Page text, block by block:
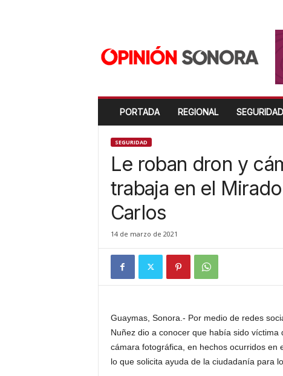
PORTADA REGIONAL SEGURIDAD
SEGURIDAD
Le roban dron y
trabaja en el
Carlos
14 de marzo de 2021
Guaymas, Sonora.- Por medio de redes
Nuñez dio a conocer que había sido
cámara fotográfica, en hechos ocurridos en
lo que solicita ayuda de la ciudadanía para